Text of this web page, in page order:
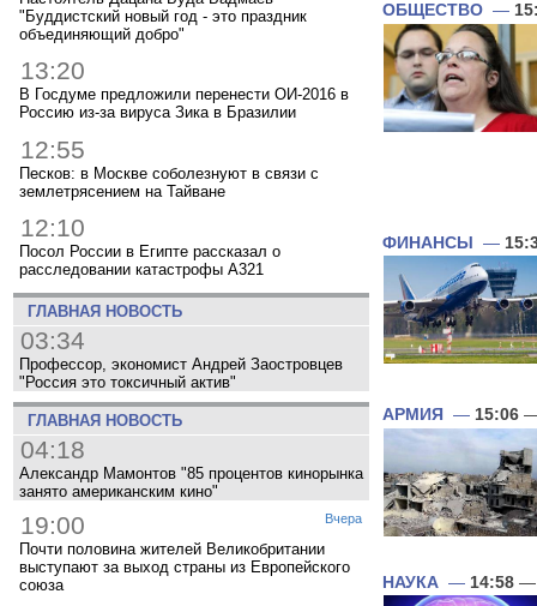
"Буддистский новый год - это праздник
объединяющий добро"
13:20
В Госдуме предложили перенести ОИ-2016 в
Россию из-за вируса Зика в Бразилии
12:55
Песков: в Москве соболезнуют в связи с
землетрясением на Тайване
12:10
Посол России в Египте рассказал о
расследовании катастрофы A321
ГЛАВНАЯ НОВОСТЬ
03:34
Профессор, экономист Андрей Заостровцев
"Россия это токсичный актив"
ГЛАВНАЯ НОВОСТЬ
04:18
Александр Мамонтов "85 процентов кинорынка
занято американским кино"
Вчера
19:00
Почти половина жителей Великобритании
выступают за выход страны из Европейского
союза
ОБЩЕСТВО —
ФИНАНСЫ —
АРМИЯ — 15:06 —
НАУКА — 14:58 —